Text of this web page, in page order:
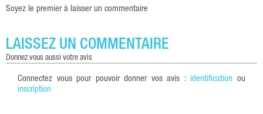
Soyez le premier à laisser un commentaire
LAISSEZ UN COMMENTAIRE
donnez vous aussi votre avis
Connectez vous pour pouvoir donner vos avis : identification ou
inscription